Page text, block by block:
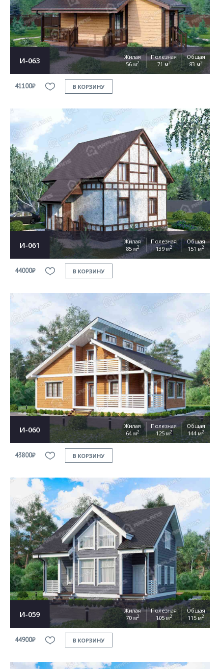
И-063
Жилая
56 м2
Полезная
71 м2
Общая
83 м2
41100₽ В КОРЗИНУ
И-061
Жилая
85 м2
Полезная
139 м2
Общая
151 м2
44000₽ В КОРЗИНУ
И-060
Жилая
64 м2
Полезная
125 м2
Общая
144 м2
43800₽ В КОРЗИНУ
И-059
Жилая
70 м2
Полезная
105 м2
Общая
115 м2
44900₽ В КОРЗИНУ